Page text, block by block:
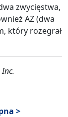
zwycięstwa,
AZ (dwa
który rozegrał
>